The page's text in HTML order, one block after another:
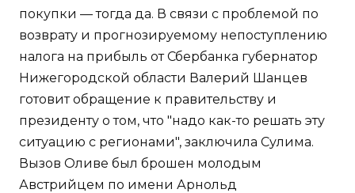
покупки — тогда да. В связи с проблемой по
возврату и прогнозируемому непоступлению
налога на прибыль от Сбербанка губернатор
Нижегородской области Валерий Шанцев
готовит обращение к правительству и
президенту о том, что "надо как-то решать эту
ситуацию с регионами", заключила Сулима.
Вызов Оливе был брошен молодым
Австрийцем по имени Арнольд